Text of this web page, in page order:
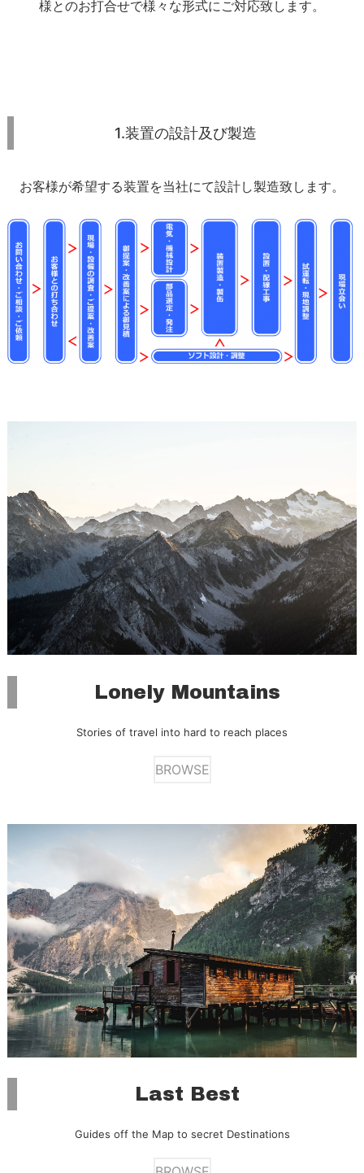
様とのお打合せで様々な形式にご対応致します。
1.装置の設計及び製造
お客様が希望する装置を当社にて設計し製造致します。
Lonely Mountains
Stories of travel into hard to reach places
BROWSE
Last Best
Guides off the Map to secret Destinations